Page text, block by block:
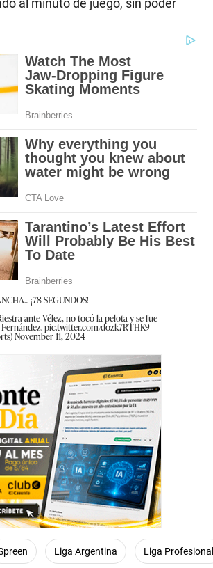
al minuto de juego, sin poder
¡78 SEGUNDOS!
ante Vélez, no tocó la pelota y se fue
pic.twitter.com/dozk7RTHK9
November 11, 2024
Liga Argentina Liga Profesional